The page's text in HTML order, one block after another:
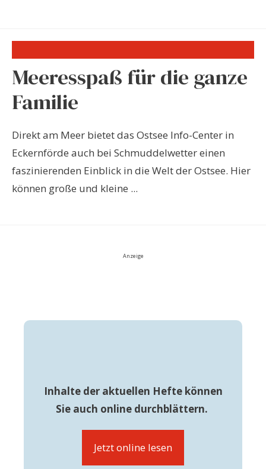
Meeresspaß für die ganze
Familie
Direkt am Meer bietet das Ostsee Info-Center in
Eckernförde auch bei Schmuddelwetter einen
faszinierenden Einblick in die Welt der Ostsee. Hier
können große und kleine ...
Anzeige
Inhalte der aktuellen Hefte können
Sie auch online durchblättern.
Jetzt online lesen